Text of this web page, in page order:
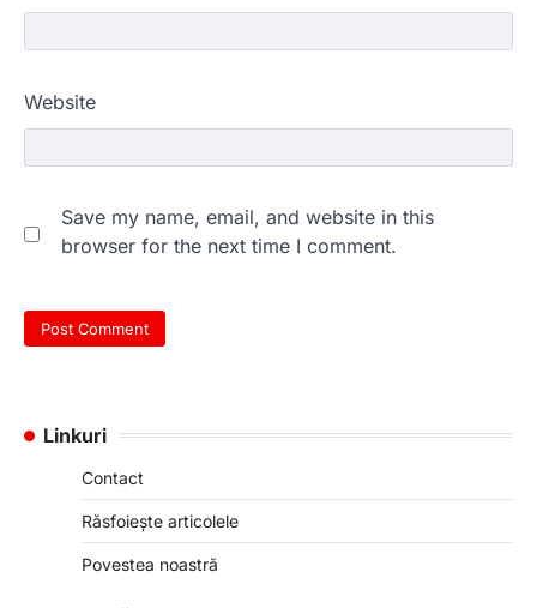
Website
Save my name, email, and website in this
browser for the next time I comment.
Linkuri
Contact
Răsfoiește articolele
Povestea noastră